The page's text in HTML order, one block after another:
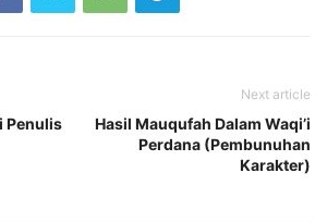
Penulis
Next article
Hasil Mauqufah Dalam Waqi’i
Perdana (Pembunuhan
Karakter)